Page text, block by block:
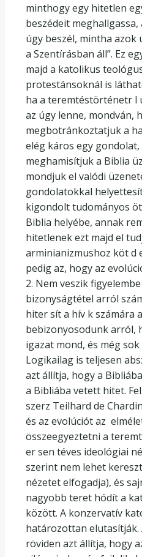
minthogy egy hitetlen
beszédeit
úgy beszél, mintha azok
a Szentírásban áll”. Ez
majd a katolikus
protestánsoknál is
ha a teremtéstörténetr l
az úgy lenne, mondván,
megbotránkoztatjuk a
elég káros egy
meghamisítjuk a Biblia
mondjuk el valódi
gondolatokkal
kigondolt tudományos
Biblia helyébe, annak
hitetlenek ezt majd el
arminianizmushoz köt d
pedig az, hogy az
2. Nem veszik
bizonyságtétel arról
hiter sít a hív k számára
bebizonyosodunk arról,
igazat mond, és még
Logikailag is teljesen
azt állítja, hogy a
a Bibliába vetett hitet.
szerz Teilhard de
és az evolúciót az
összeegyeztetni a
er sen téves ideológiai
szerint nem lehet
nézetet elfogadja), és
nagyobb teret hódít a
között. A konzervatív
határozottan elutasítják.
röviden azt állítja, hogy